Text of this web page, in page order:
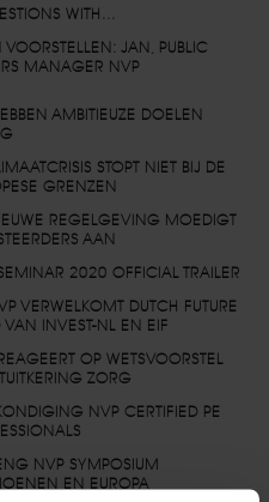
WITH...
VOORSTELLEN: JAN, PUBLIC
MANAGER NVP
AMBITIEUZE DOELEN
STOPT NIET BIJ DE
GRENZEN
REGELGEVING MOEDIGT
AAN
2020 OFFICIAL TRAILER
VERWELKOMT DUTCH FUTURE
VAN INVEST-NL EN EIF
OP WETSVOORSTEL
ZORG
NVP CERTIFIED PE
NVP SYMPOSIUM
EN EUROPA